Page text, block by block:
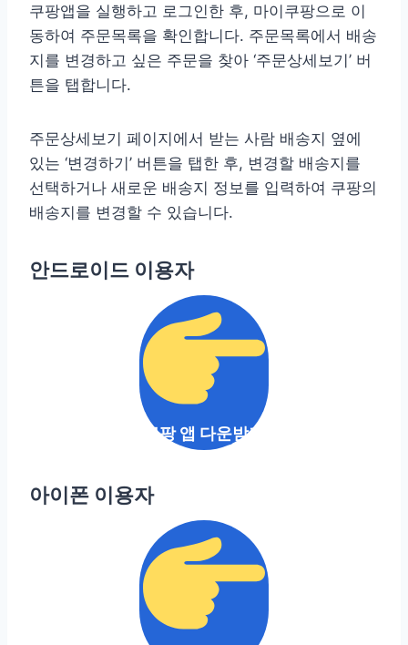
쿠팡앱을 실행하고 로그인한 후, 마이쿠팡으로 이
동하여 주문목록을 확인합니다. 주문목록에서 배송
지를 변경하고 싶은 주문을 찾아 ‘주문상세보기’ 버
튼을 탭합니다.
주문상세보기 페이지에서 받는 사람 배송지 옆에
있는 ‘변경하기’ 버튼을 탭한 후, 변경할 배송지를
선택하거나 새로운 배송지 정보를 입력하여 쿠팡의
배송지를 변경할 수 있습니다.
안드로이드 이용자
쿠팡 앱 다운받기
아이폰 이용자